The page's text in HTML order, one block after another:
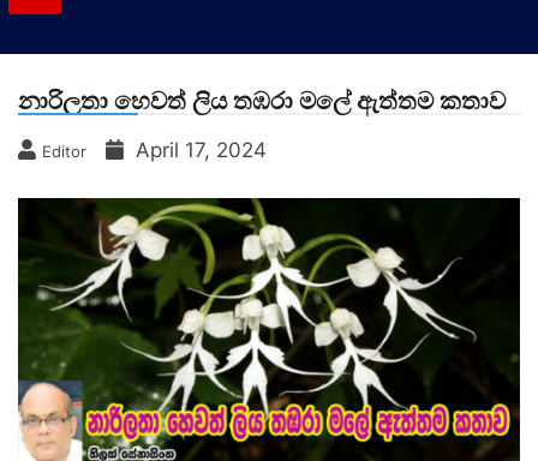
නාරිලතා හෙවත් ලිය තඹරා මලේ ඇත්තම කතාව
Editor April 17, 2024